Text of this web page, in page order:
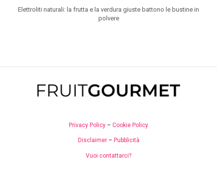
Elettroliti naturali: la frutta e la verdura giuste battono le bustine in
polvere
Privacy Policy – Cookie Policy
Disclaimer– Pubblicità
Vuoi contattarci?